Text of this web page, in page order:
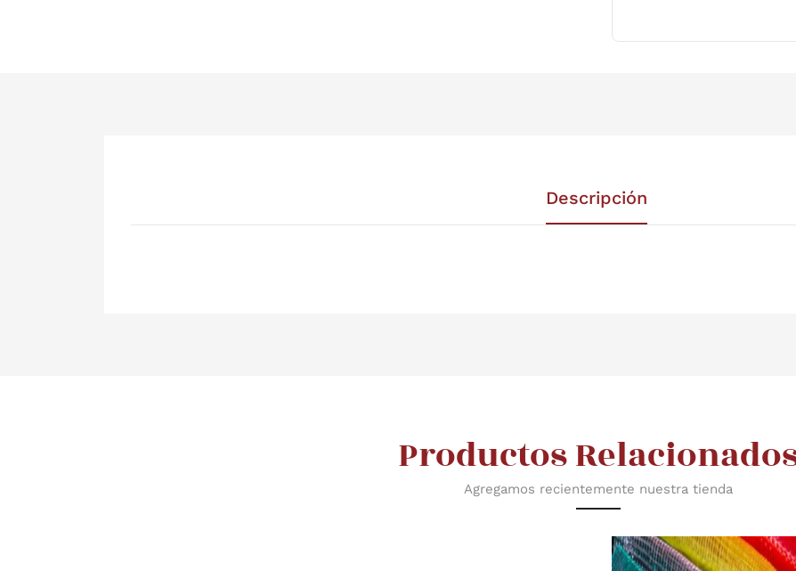
Descripción
Productos
Agregamos recientemente nuestra tienda